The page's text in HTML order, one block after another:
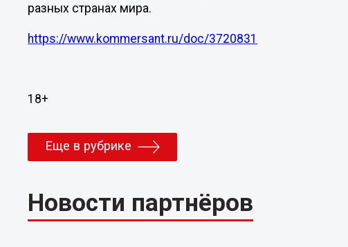
разных странах мира.
https://www.kommersant.ru/doc/3720831
18+
Еще в рубрике
Новости партнёров